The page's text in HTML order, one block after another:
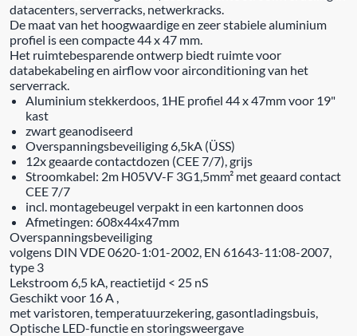
datacenters, serverracks, netwerkracks.
De maat van het hoogwaardige en zeer stabiele aluminium
profiel is een compacte 44 x 47 mm.
Het ruimtebesparende ontwerp biedt ruimte voor
databekabeling en airflow voor airconditioning van het
serverrack.
Aluminium stekkerdoos, 1HE profiel 44 x 47mm voor 19"
kast
zwart geanodiseerd
Overspanningsbeveiliging 6,5kA (ÜSS)
12x geaarde contactdozen (CEE 7/7), grijs
Stroomkabel: 2m H05VV-F 3G1,5mm² met geaard contact
CEE 7/7
incl. montagebeugel verpakt in een kartonnen doos
Afmetingen: 608x44x47mm
Overspanningsbeveiliging
volgens DIN VDE 0620-1:01-2002, EN 61643-11:08-2007,
type 3
Lekstroom 6,5 kA, reactietijd < 25 nS
Geschikt voor 16 A ,
met varistoren, temperatuurzekering, gasontladingsbuis,
Optische LED-functie en storingsweergave